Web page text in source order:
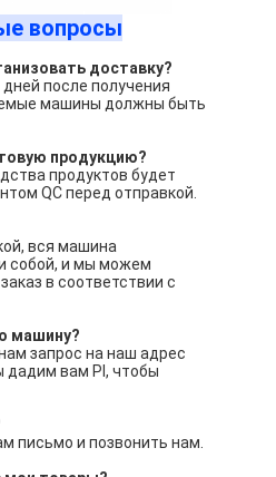
вопросы
доставку?
после получения
машины должны быть
продукцию?
продуктов будет
QC перед отправкой.
вся машина
собой, и мы можем
в соответствии с
машину?
запрос на наш адрес
дадим вам PI, чтобы
письмо и позвонить нам.